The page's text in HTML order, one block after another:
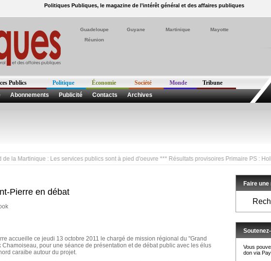
Politiques Publiques, le magazine de l’intérêt général et des affaires publiques
Guadeloupe Guyane Martinique
Mayotte
Réunion
Publics Politique Économie Société Monde
Tribune
Abonnements Publicité Contacts Archives
: Les services publics sont à pied d'oeuvre *** Résultats provisoires Primaire PS :
Pierre en débat
accueille ce jeudi 13 octobre 2011 le chargé de mission régional du "Grand
Chamoiseau, pour une séance de présentation et de débat public avec les élus
caraïbe autour du projet.
Faire
Vous
don via